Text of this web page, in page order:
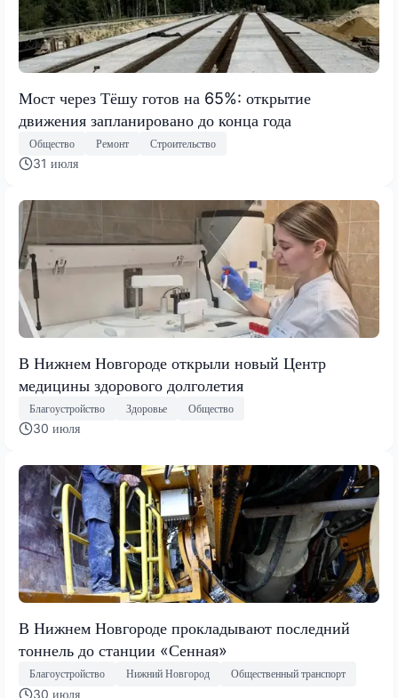
Мост через Тёшу готов на 65%: открытие
движения запланировано до конца года
Общество Ремонт Строительство
31 июля
В Нижнем Новгороде открыли новый Центр
медицины здорового долголетия
Благоустройство Здоровье Общество
30 июля
В Нижнем Новгороде прокладывают последний
тоннель до станции «Сенная»
Благоустройство Нижний Новгород Общественный транспорт
30 июля